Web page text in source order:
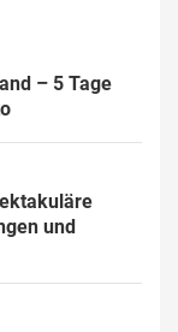
– 5 Tage
und